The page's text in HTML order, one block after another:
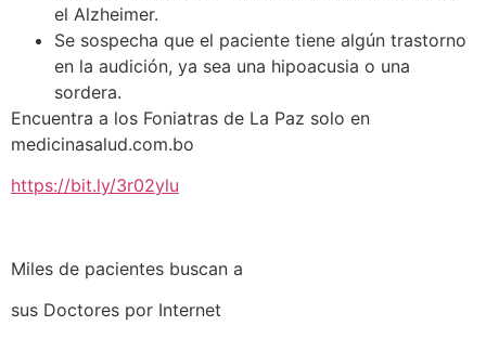
el Alzheimer.
Se sospecha que el paciente tiene algún trastorno
en la audición, ya sea una hipoacusia o una
sordera.
Encuentra a los Foniatras de La Paz solo en
medicinasalud.com.bo
https://bit.ly/3r02ylu
Miles de pacientes buscan a
sus Doctores por Internet